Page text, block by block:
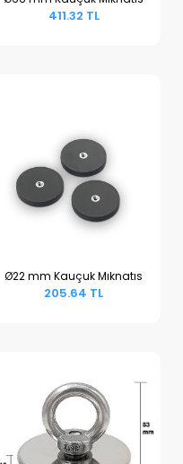
Sepete Ekle
411.32 TL
Sepete Ekle
Ø22 mm Kauçuk Mıknatıs
205.64 TL